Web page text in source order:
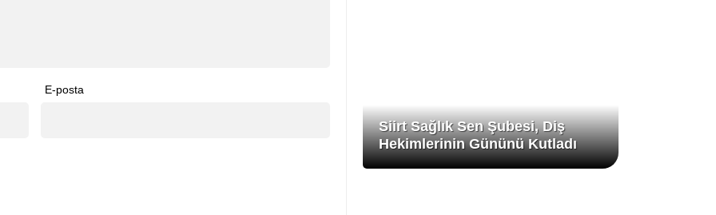
E-posta
Siirt Sağlık Sen Şubesi, Diş
Hekimlerinin Gününü Kutladı